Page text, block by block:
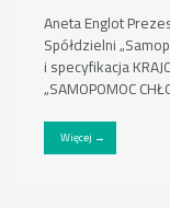
Aneta Englot
Spółdzielni
i specyfikacja
„SAMOPOMOC
Więcej →